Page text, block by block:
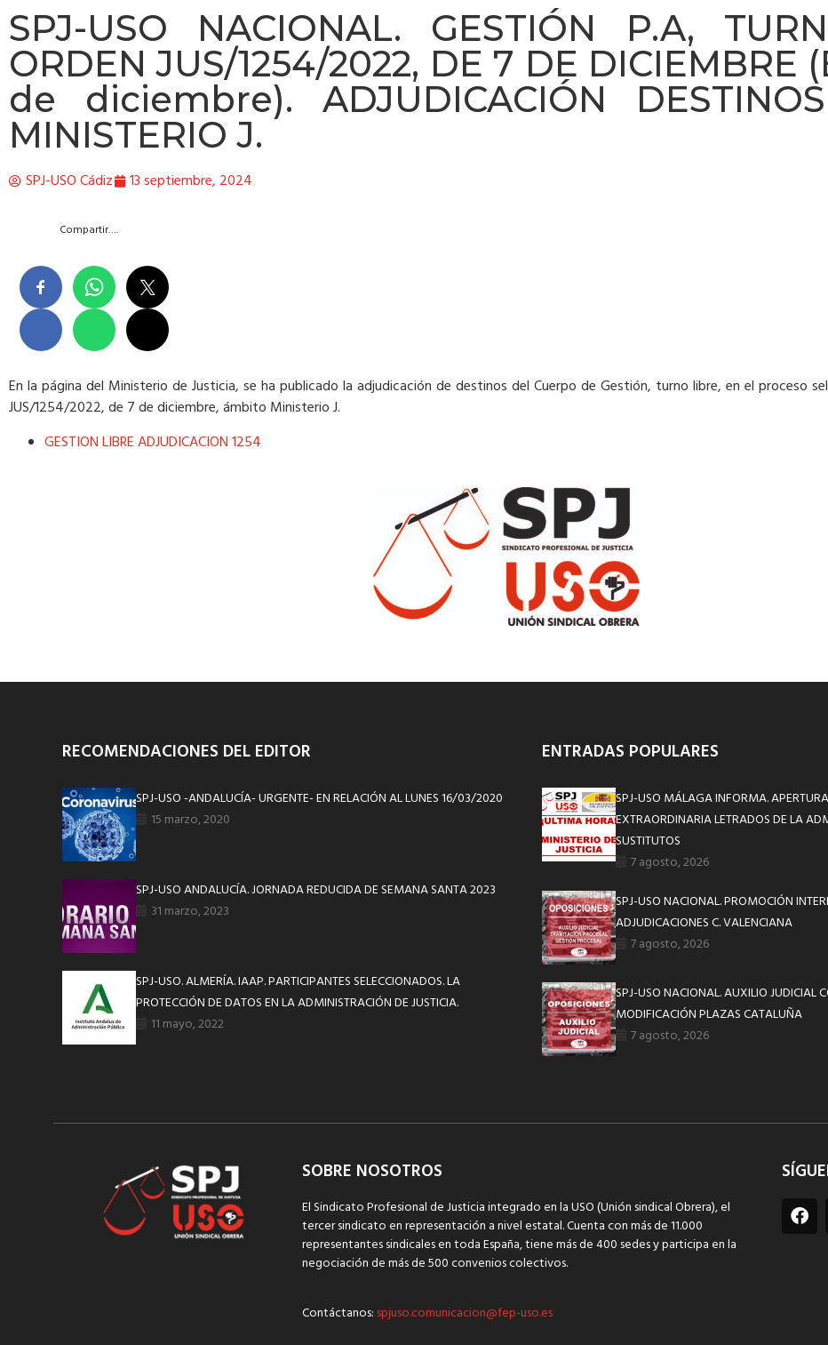
SPJ-USO NACIONAL. GESTIÓN P.A,
ORDEN JUS/1254/2022, DE 7 DE DICIEMBRE
de diciembre). ADJUDICACIÓN
MINISTERIO J.
SPJ-USO Cádiz 13 septiembre, 2024
Compartir….
​En la página del Ministerio de Justicia, se ha publicado la adjudicación de destinos del Cuerpo de Gestión, turno libre, en el proceso
JUS/1254/2022, de 7 de diciembre, ámbito Ministerio J.
GESTION LIBRE ADJUDICACION 1254
RECOMENDACIONES DEL EDITOR
SPJ-USO -ANDALUCÍA- URGENTE- EN RELACIÓN AL LUNES 16/03/2020
15 marzo, 2020
SPJ-USO ANDALUCÍA. JORNADA REDUCIDA DE SEMANA SANTA 2023
31 marzo, 2023
SPJ-USO. ALMERÍA. IAAP. PARTICIPANTES SELECCIONADOS. LA
PROTECCIÓN DE DATOS EN LA ADMINISTRACIÓN DE JUSTICIA.
11 mayo, 2022
ENTRADAS POPULARES
SPJ-USO MÁLAGA INFORMA.
EXTRAORDINARIA LETRADOS DE LA
SUSTITUTOS
7 agosto, 2026
SPJ-USO NACIONAL. PROMOCIÓN
ADJUDICACIONES C. VALENCIANA
7 agosto, 2026
SPJ-USO NACIONAL. AUXILIO JUDICIAL
MODIFICACIÓN PLAZAS CATALUÑA
7 agosto, 2026
SOBRE NOSOTROS
El Sindicato Profesional de Justicia integrado en la USO (Unión sindical Obrera), el
tercer sindicato en representación a nivel estatal. Cuenta con más de 11.000
representantes sindicales en toda España, tiene más de 400 sedes y participa en la
negociación de más de 500 convenios colectivos.
Contáctanos: spjuso.comunicacion@fep-uso.es